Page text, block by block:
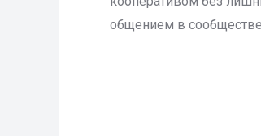
общением в